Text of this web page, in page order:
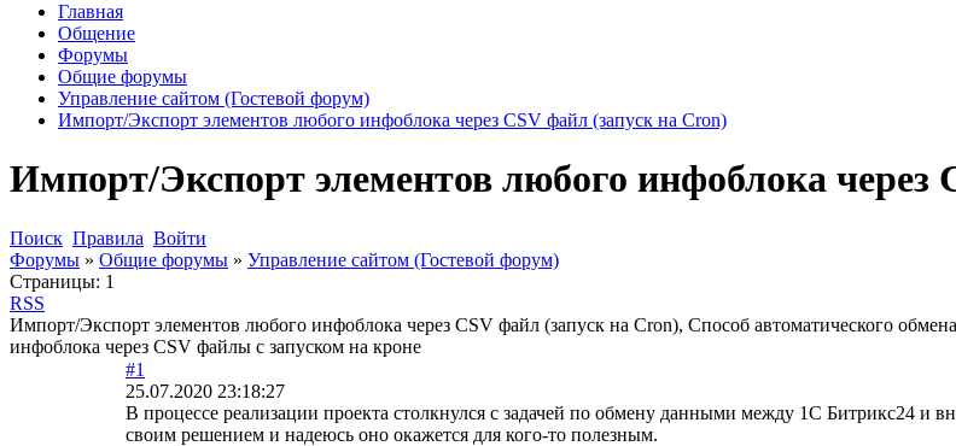
Главная
Общение
Форумы
Общие форумы
Управление сайтом (Гостевой форум)
Импорт/Экспорт элементов любого инфоблока через CSV файл (запуск на Cron)
Импорт/Экспорт элементов любого инфоблока через
Поиск Правила Войти
Форумы » Общие форумы » Управление сайтом (Гостевой форум)
Страницы: 1
RSS
Импорт/Экспорт элементов любого инфоблока через CSV файл (запуск на Cron), Способ автоматического
инфоблока через CSV файлы с запуском на кроне
#1
25.07.2020 23:18:27
В процессе реализации проекта столкнулся с задачей по обмену данными между 1С Битрикс24
своим решением и надеюсь оно окажется для кого-то полезным.